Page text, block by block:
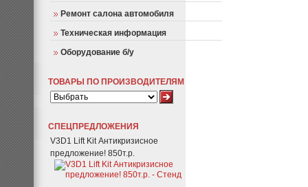
Ремонт салона автомобиля
Техническая информация
Оборудование б/у
ТОВАРЫ ПО ПРОИЗВОДИТЕЛЯМ
СПЕЦПРЕДЛОЖЕНИЯ
V3D1 Lift Kit Антикризисное
предложение! 850т.р.